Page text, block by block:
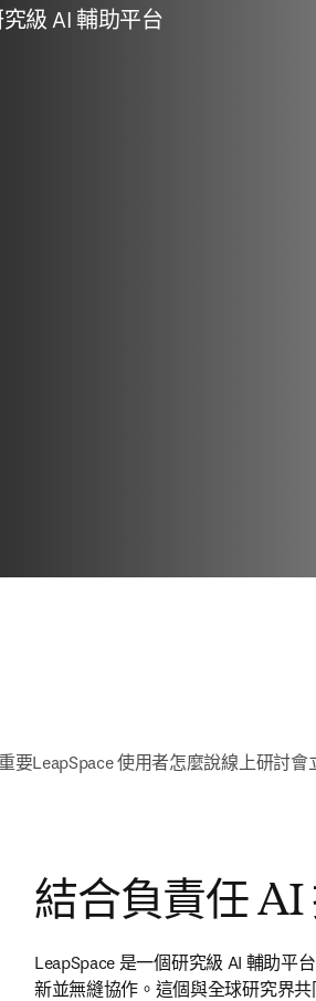
級 AI 輔助平台
要LeapSpace 使用者怎麼說線上研討會
結合負責任 AI
LeapSpace 是一個研究級 AI 輔助
新並無縫協作。這個與全球研究界